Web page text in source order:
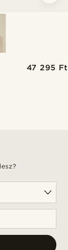
47 295 Ft